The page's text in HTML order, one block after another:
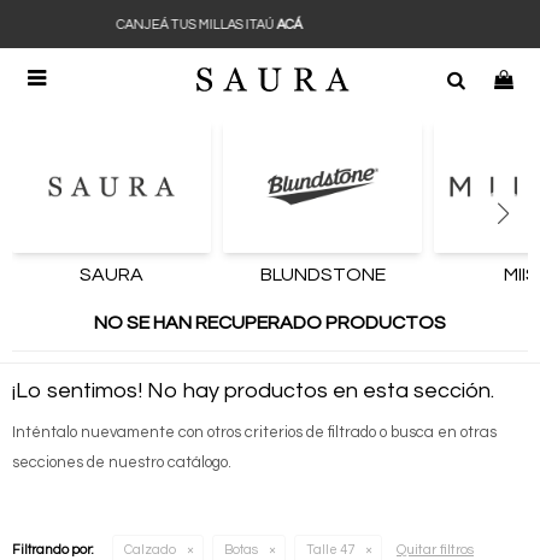

SAURA BLUNDSTONE
NO SE HAN RECUPERADO PRODUCTOS
¡Lo sentimos! No hay productos en esta sección.
Inténtalo nuevamente con otros criterios de filtrado o busca en otras
secciones de nuestro catálogo.
Filtrando por: Calzado Botas Talle 47 Quitar filtros